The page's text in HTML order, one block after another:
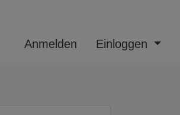
Anmelden Einloggen